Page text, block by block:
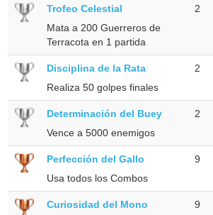
Trofeo Celestial
Mata a 200 Guerreros de
Terracota en 1 partida
2
Disciplina de la Rata
Realiza 50 golpes finales
2
Determinación del Buey
Vence a 5000 enemigos
2
Perfección del Gallo
Usa todos los Combos
9
Curiosidad del Mono
9